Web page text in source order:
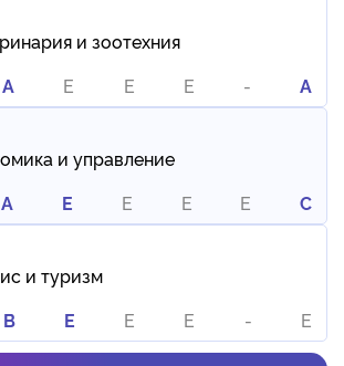
и зоотехния
A E E E - A
и управление
A E E E E C
и туризм
B E E E - E